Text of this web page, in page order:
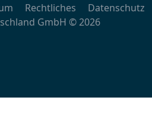
Rechtliches
Datenschutz
GmbH © 2026